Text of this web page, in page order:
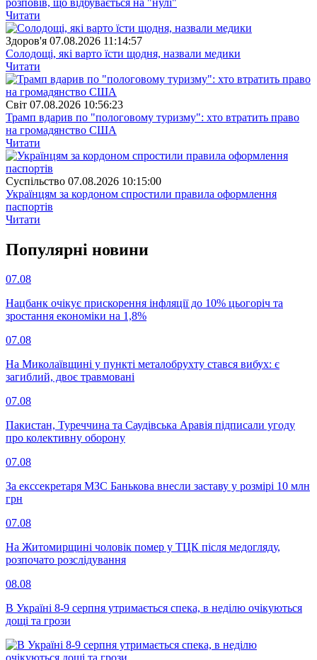
Читати
Здоров'я 07.08.2026 11:14:57
Солодощі, які варто їсти щодня, назвали медики
Читати
Свiт 07.08.2026 10:56:23
Трамп вдарив по "пологовому туризму": хто втратить право
на громадянство США
Читати
Суспiльство 07.08.2026 10:15:00
Українцям за кордоном спростили правила оформлення
паспортів
Читати
Популярнi новини
07.08
Нацбанк очікує прискорення інфляції до 10% цьогоріч та
зростання економіки на 1,8%
07.08
На Миколаївщині у пункті металобрухту стався вибух: є
загиблий, двоє травмовані
07.08
Пакистан, Туреччина та Саудівська Аравія підписали угоду
про колективну оборону
07.08
За екссекретаря МЗС Банькова внесли заставу у розмірі 10 млн
грн
07.08
На Житомирщині чоловік помер у ТЦК після медогляду,
розпочато розслідування
08.08
В Україні 8-9 серпня утримається спека, в неділю очікуються
дощі та грози